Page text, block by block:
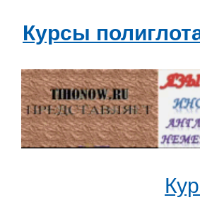
Курсы